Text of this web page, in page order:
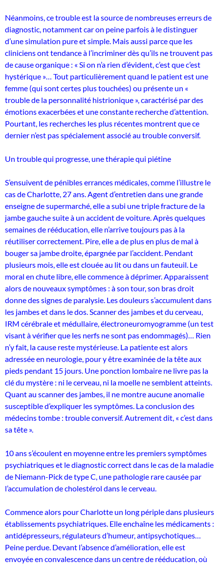
Néanmoins, ce trouble est la source de nombreuses erreurs de
diagnostic, notamment car on peine parfois à le distinguer
d’une simulation pure et simple. Mais aussi parce que les
cliniciens ont tendance à l’incriminer dès qu’ils ne trouvent pas
de cause organique : « Si on n’a rien d’évident, c’est que c’est
hystérique »… Tout particulièrement quand le patient est une
femme (qui sont certes plus touchées) ou présente un «
trouble de la personnalité histrionique », caractérisé par des
émotions exacerbées et une constante recherche d’attention.
Pourtant, les recherches les plus récentes montrent que ce
dernier n’est pas spécialement associé au trouble conversif.
Un trouble qui progresse, une thérapie qui piétine
S’ensuivent de pénibles errances médicales, comme l’illustre le
cas de Charlotte, 27 ans. Agent d’entretien dans une grande
enseigne de supermarché, elle a subi une triple fracture de la
jambe gauche suite à un accident de voiture. Après quelques
semaines de rééducation, elle n’arrive toujours pas à la
réutiliser correctement. Pire, elle a de plus en plus de mal à
bouger sa jambe droite, épargnée par l’accident. Pendant
plusieurs mois, elle est clouée au lit ou dans un fauteuil. Le
moral en chute libre, elle commence à déprimer. Apparaissent
alors de nouveaux symptômes : à son tour, son bras droit
donne des signes de paralysie. Les douleurs s’accumulent dans
les jambes et dans le dos. Scanner des jambes et du cerveau,
IRM cérébrale et médullaire, électroneuromyogramme (un test
visant à vérifier que les nerfs ne sont pas endommagés)… Rien
n’y fait, la cause reste mystérieuse. La patiente est alors
adressée en neurologie, pour y être examinée de la tête aux
pieds pendant 15 jours. Une ponction lombaire ne livre pas la
clé du mystère : ni le cerveau, ni la moelle ne semblent atteints.
Quant au scanner des jambes, il ne montre aucune anomalie
susceptible d’expliquer les symptômes. La conclusion des
médecins tombe : trouble conversif. Autrement dit, « c’est dans
sa tête ».
10 ans s’écoulent en moyenne entre les premiers symptômes
psychiatriques et le diagnostic correct dans le cas de la maladie
de Niemann-Pick de type C, une pathologie rare causée par
l’accumulation de cholestérol dans le cerveau.
Commence alors pour Charlotte un long périple dans plusieurs
établissements psychiatriques. Elle enchaîne les médicaments :
antidépresseurs, régulateurs d’humeur, antipsychotiques…
Peine perdue. Devant l’absence d’amélioration, elle est
envoyée en convalescence dans un centre de ré­éducation, où